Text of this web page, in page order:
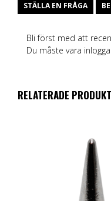
STÄLLA EN FRÅGA
Bli först med att
Du måste vara
RELATERADE